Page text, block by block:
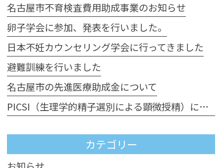
名古屋市不育検査費用助成事業のお知らせ
卵子学会に参加、発表を行いました。
日本不妊カウンセリング学会に行ってきました
避難訓練を行いました
名古屋市の先進医療助成金について
PICSI（生理学的精子選別による顕微授精）について
カテゴリー